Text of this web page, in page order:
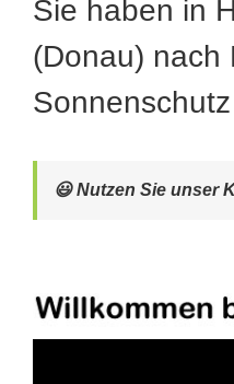
Sie haben in
(Donau) nach
😃 Nutzen Sie unser